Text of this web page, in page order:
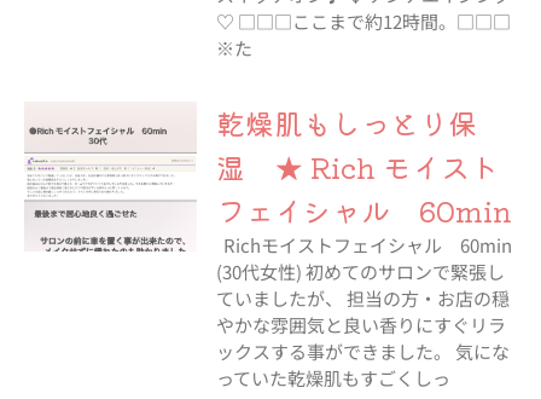
♡ □□□ここまで約12時間。□□□
※た
乾燥肌もしっとり保
湿 ★ Rich モイスト
フェイシャル 60min
Richモイストフェイシャル 60min
(30代女性) 初めてのサロンで緊張し
ていましたが、 担当の方・お店の穏
やかな雰囲気と良い香りにすぐリラ
ックスする事ができました。 気にな
っていた乾燥肌もすごくしっ